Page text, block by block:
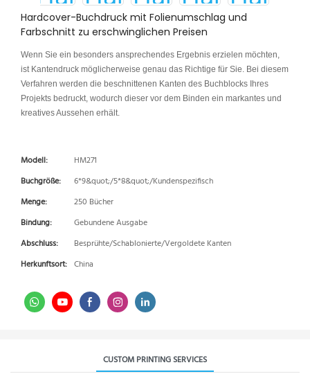
Hardcover-Buchdruck mit Folienumschlag und
Farbschnitt zu erschwinglichen Preisen
Wenn Sie ein besonders ansprechendes Ergebnis erzielen möchten,
ist Kantendruck möglicherweise genau das Richtige für Sie. Bei diesem
Verfahren werden die beschnittenen Kanten des Buchblocks Ihres
Projekts bedruckt, wodurch dieser vor dem Binden ein markantes und
kreatives Aussehen erhält.
Modell:
HM271
Buchgröße:
6*9&quot;/5*8&quot;/Kundenspezifisch
Menge:
250 Bücher
Bindung:
Gebundene Ausgabe
Abschluss:
Besprühte/Schablonierte/Vergoldete Kanten
Herkunftsort: China
CUSTOM PRINTING SERVICES